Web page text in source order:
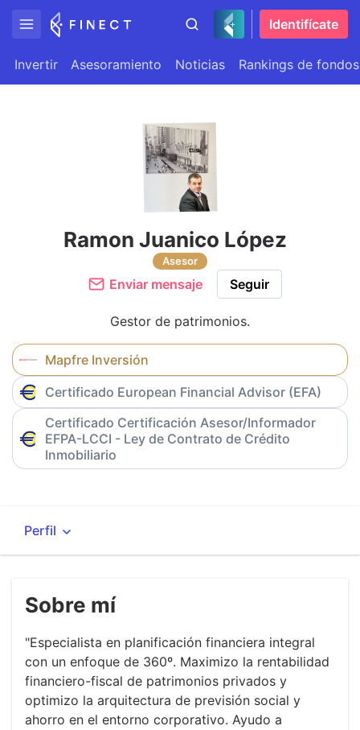
Identifícate
Invertir Asesoramiento Noticias Rankings de fondos
Ramon Juanico López
Asesor
Enviar mensaje Seguir
Gestor de patrimonios.
Mapfre Inversión
Certificado European Financial Advisor (EFA)
Certificado Certificación Asesor/Informador
EFPA-LCCI - Ley de Contrato de Crédito
Inmobiliario
Sobre mí
"Especialista en planificación financiera integral
con un enfoque de 360º. Maximizo la rentabilidad
financiero-fiscal de patrimonios privados y
optimizo la arquitectura de previsión social y
ahorro en el entorno corporativo. Ayudo a